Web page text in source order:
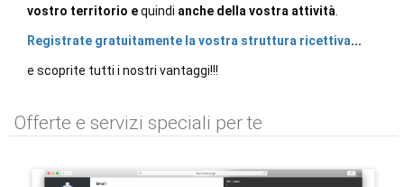
vostro territorio equindi anche della vostra attività
Registrate gratuitamente la vostra struttura ricettiva...
e scoprite tutti i nostri vantaggi!!!
Offerte e servizi speciali per te